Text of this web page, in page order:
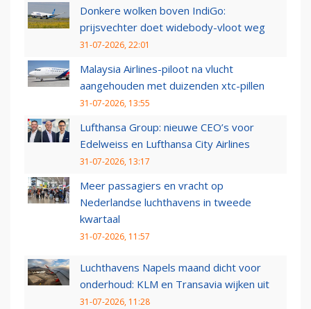
Donkere wolken boven IndiGo:
prijsvechter doet widebody-vloot weg
31-07-2026, 22:01
Malaysia Airlines-piloot na vlucht
aangehouden met duizenden xtc-pillen
31-07-2026, 13:55
Lufthansa Group: nieuwe CEO’s voor
Edelweiss en Lufthansa City Airlines
31-07-2026, 13:17
Meer passagiers en vracht op
Nederlandse luchthavens in tweede
kwartaal
31-07-2026, 11:57
Luchthavens Napels maand dicht voor
onderhoud: KLM en Transavia wijken uit
31-07-2026, 11:28